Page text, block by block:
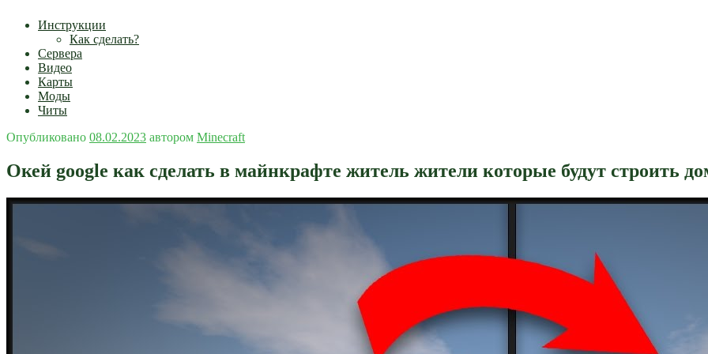
Инструкции
Как сделать?
Сервера
Видео
Карты
Моды
Читы
Опубликовано 08.02.2023 автором Minecraft
Окей google как сделать в майнкрафте житель жители которые будут строить